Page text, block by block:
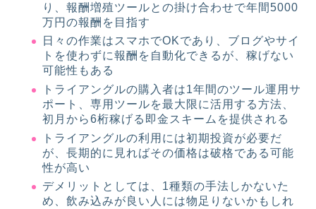
り、報酬増殖ツールとの掛け合わせで年間5000
万円の報酬を目指す
日々の作業はスマホでOKであり、ブログやサイ
トを使わずに報酬を自動化できるが、稼げない
可能性もある
トライアングルの購入者は1年間のツール運用サ
ポート、専用ツールを最大限に活用する方法、
初月から6桁稼げる即金スキームを提供される
トライアングルの利用には初期投資が必要だ
が、長期的に見ればその価格は破格である可能
性が高い
デメリットとしては、1種類の手法しかないた
め、飲み込みが良い人には物足りないかもしれ